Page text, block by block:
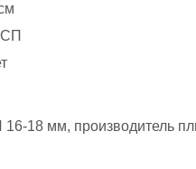
18 мм, производитель